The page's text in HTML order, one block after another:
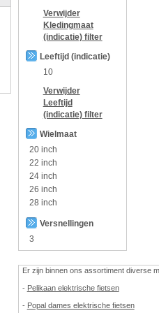
Verwijder
Kledingmaat
(indicatie)filter
Leeftijd (indicatie)
10
Verwijder
Leeftijd
(indicatie)filter
Wielmaat
20 inch
22 inch
24 inch
26 inch
28 inch
Versnellingen
3
Er zijn binnen ons assortiment diverse
- Pelikaan elektrische fietsen
- Popal dames elektrische fietsen